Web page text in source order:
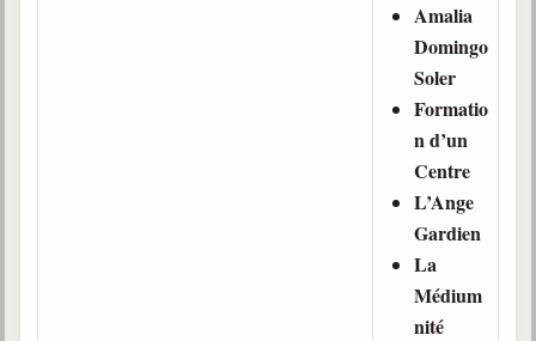
Amalia
Domingo
Soler
Formatio
n d’un
Centre
L’Ange
Gardien
La
Médium
nité